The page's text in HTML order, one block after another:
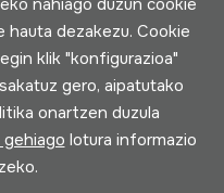
politika
nahiago duzun cookie
dezakezu. Cookie
klik "konfigurazioa"
gero, aipatutako
onartzen duzula
gehiago lotura informazio